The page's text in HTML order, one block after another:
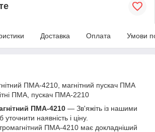
Доставка Оплата Умови
ПМА-4210, магнітний пускач ПМА
ПМА, пускач ПМА-2210
ПМА-4210 — Зв'яжіть із нашими
наявність і ціну.
ПМА-4210 має докладніший